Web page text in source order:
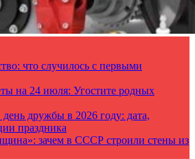
что случилось с первыми
на 24 июля: Угостите родных
дружбы в 2026 году: дата,
праздника
зачем в СССР строили стены из